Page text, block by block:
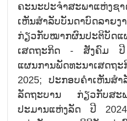
ຄະນະປະຈຳສະພາແຫ່ງຊ
ເຫັນສຳລັບບັນດາບົດລາຍງ
ກ່ຽວກັບໝາກຜົນປະຕິບັດແ
ເສດຖະກິດ - ສັງຄົມ ປີ
ແຜນການພັດທະນາເສ
2025; ປະກອບຄຳເຫັນສຳ
ລັດຖະບານ ກ່ຽວກັບສະພ
ປະມານແຫ່ງລັດ ປີ